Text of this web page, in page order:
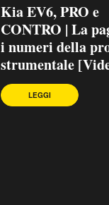
Kia EV6, PRO e
CONTRO | La
i numeri della
strumentale
LEGGI